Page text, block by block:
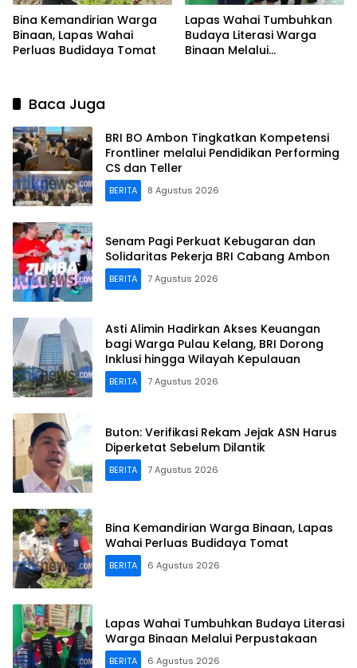
Bina Kemandirian Warga
Binaan, Lapas Wahai
Perluas Budidaya Tomat
Lapas Wahai Tumbuhkan
Budaya Literasi Warga
Binaan Melalui
Baca Juga
BRI BO Ambon Tingkatkan Kompetensi
Frontliner melalui Pendidikan Performing
CS dan Teller
BERITA 8 Agustus 2026
Senam Pagi Perkuat Kebugaran dan
Solidaritas Pekerja BRI Cabang Ambon
BERITA 7 Agustus 2026
Asti Alimin Hadirkan Akses Keuangan
bagi Warga Pulau Kelang, BRI Dorong
Inklusi hingga Wilayah Kepulauan
BERITA 7 Agustus 2026
Buton: Verifikasi Rekam Jejak ASN Harus
Diperketat Sebelum Dilantik
BERITA 7 Agustus 2026
Bina Kemandirian Warga Binaan, Lapas
Wahai Perluas Budidaya Tomat
BERITA 6 Agustus 2026
Lapas Wahai Tumbuhkan Budaya Literasi
Warga Binaan Melalui Perpustakaan
BERITA 6 Agustus 2026